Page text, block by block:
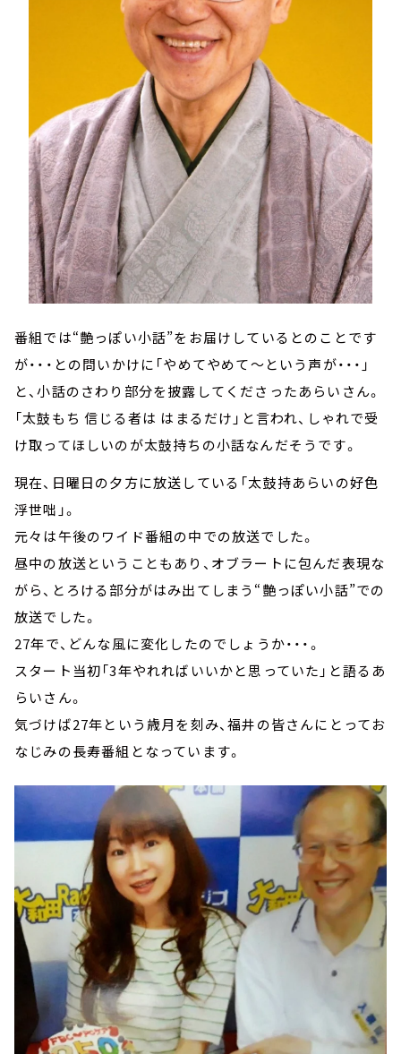
番組では“艶っぽい小話”をお届けしているとのことです
が・・・との問いかけに「やめてやめて～という声が・・・」
と、小話のさわり部分を披露してくださったあらいさん。
「太鼓もち 信じる者は はまるだけ」と言われ、しゃれで受
け取ってほしいのが太鼓持ちの小話なんだそうです。
現在、日曜日の夕方に放送している「太鼓持あらいの好色
浮世咄」。
元々は午後のワイド番組の中での放送でした。
昼中の放送ということもあり、オブラートに包んだ表現な
がら、とろける部分がはみ出てしまう“艶っぽい小話”での
放送でした。
27年で、どんな風に変化したのでしょうか・・・。
スタート当初「3年やれればいいかと思っていた」と語るあ
らいさん。
気づけば27年という歳月を刻み、福井の皆さんにとってお
なじみの長寿番組となっています。